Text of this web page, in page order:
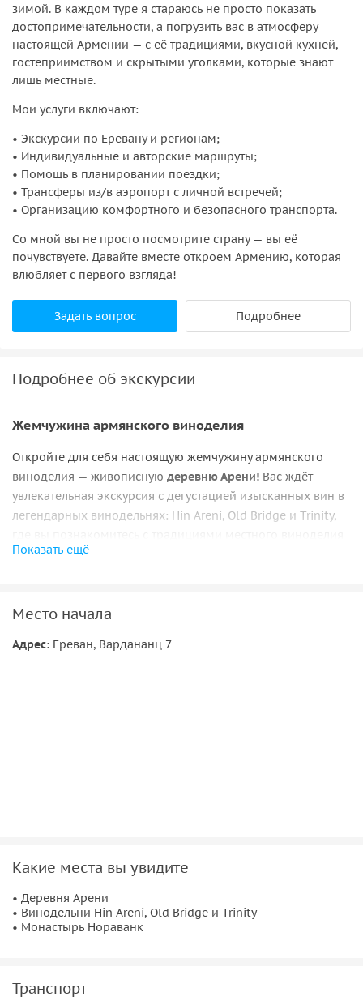
зимой. В каждом туре я стараюсь не просто показать
достопримечательности, а погрузить вас в атмосферу
настоящей Армении — с её традициями, вкусной кухней,
гостеприимством и скрытыми уголками, которые знают
лишь местные.
Мои услуги включают:
• Экскурсии по Еревану и регионам;
• Индивидуальные и авторские маршруты;
• Помощь в планировании поездки;
• Трансферы из/в аэропорт с личной встречей;
• Организацию комфортного и безопасного транспорта.
Со мной вы не просто посмотрите страну — вы её
почувствуете. Давайте вместе откроем Армению, которая
влюбляет с первого взгляда!
Задать вопрос Подробнее
Подробнее об экскурсии
Жемчужина армянского виноделия
Откройте для себя настоящую жемчужину армянского
виноделия — живописную деревню Арени! Вас ждёт
увлекательная экскурсия с дегустацией изысканных вин в
легендарных винодельнях: Hin Areni, Old Bridge и Trinity,
и отведаете лучшие сорта.
окружении фантастических пейзажей подарит
Показать ещё
Место начала
Адрес: Ереван, Вардананц 7
Какие места вы увидите
• Деревня Арени
• Винодельни Hin Areni, Old Bridge и Trinity
• Монастырь Нораванк
Транспорт